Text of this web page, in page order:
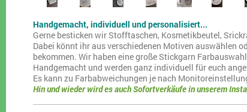
Handgemacht, individuell und personalisiert...
Gerne besticken wir Stofftaschen, Kosmetikbeutel,
Dabei könnt ihr aus verschiedenen Motiven auswählen
bekommen. Wir haben eine große Stickgarn
Handgemacht und werden ganz individuell für euch
Es kann zu Farbabweichungen je nach
Hin und wieder wird es auch Sofortverkäufe in unserem